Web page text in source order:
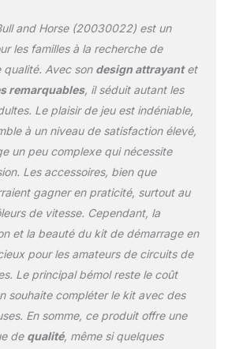
and Horse (20030022) est un
les familles à la recherche de
Avec son design attrayantet
remarquables, il séduit autant les
Le plaisir de jeu est indéniable,
à un niveau de satisfaction élevé,
un peu complexe qui nécessite
Les accessoires, bien que
gagner en praticité, surtout au
de vitesse. Cependant, la
et la beauté du kit de démarrage en
pour les amateurs de circuits de
Le principal bémol reste le coût
souhaite compléter le kit avec des
En somme, ce produit offre une
de qualité, même si quelques